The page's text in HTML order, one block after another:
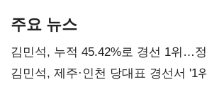
주요 뉴스
김민석, 누적 45.42%로 경선 1위…
0.86%p(2보)
김민석, 제주·인천 당대표 경선서 '1